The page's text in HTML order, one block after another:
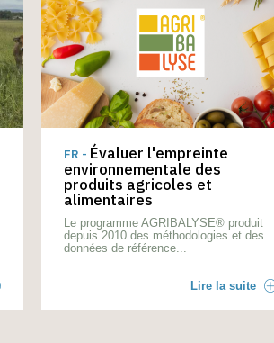
FR - Évaluer l'empreinte
environnementale des
produits agricoles et
alimentaires
Le programme AGRIBALYSE® produit
depuis 2010 des méthodologies et des
données de référence...
Lire la suite